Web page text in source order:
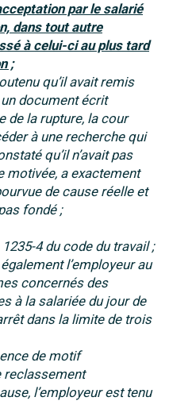
par le salarié
dans tout autre
à celui-ci au plus tard
;
qu’il avait remis
document écrit
de la rupture, la cour
à une recherche qui
qu’il n’avait pas
motivée, a exactement
de cause réelle et
fondé ;
4 du code du travail ;
l’employeur au
concernés des
à la salariée du jour de
dans la limite de trois
de motif
reclassement
l’employeur est tenu